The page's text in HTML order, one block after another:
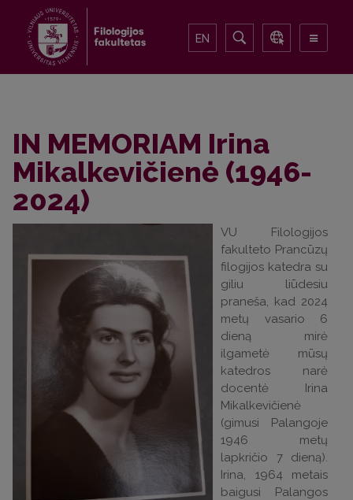
EN
IN MEMORIAM Irina
Mikalkevičienė (1946-
2024)
VU Filologijos
fakulteto Prancūzų
filogijos katedra su
giliu liūdesiu
praneša, kad 2024
metų vasario 6
dieną mirė
ilgametė mūsų
katedros narė
docentė Irina
Mikalkevičienė
(gimusi Palangoje
1946 metų
lapkričio 7 dieną).
Irina, 1964 metais
baigusi Palangos